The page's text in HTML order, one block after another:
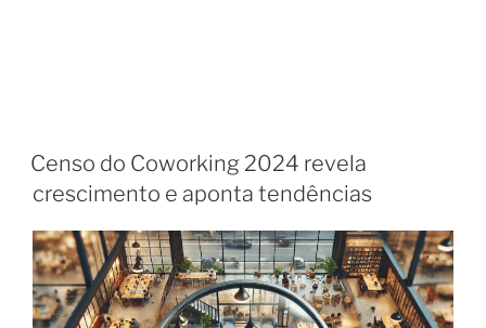
Censo do Coworking 2024 revela
crescimento e aponta tendências